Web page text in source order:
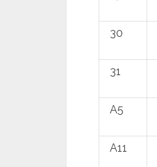
30
31
A5
A11